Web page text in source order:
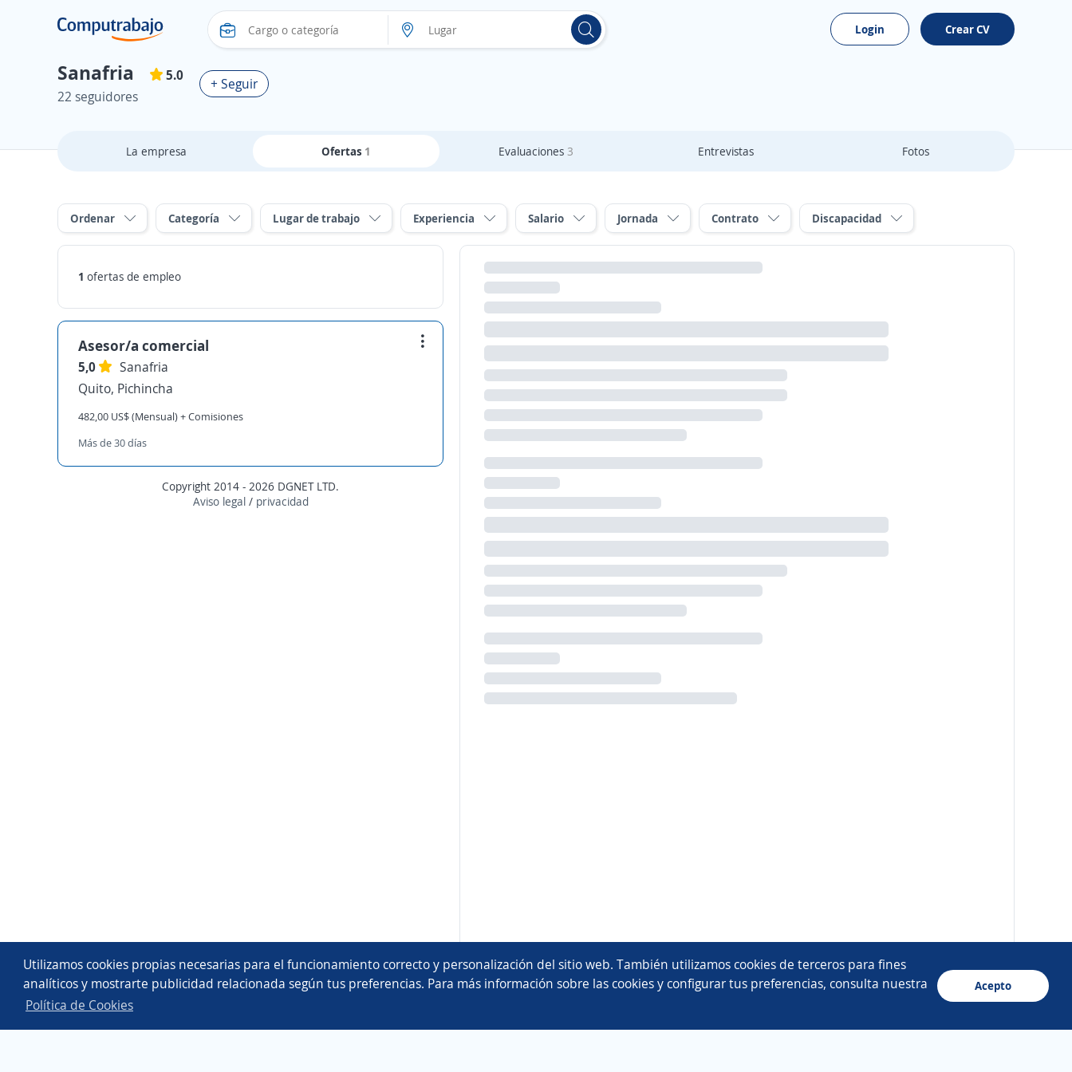
Utilizamos cookies propias necesarias para el funcionamiento correcto y personalización del sitio web. También utilizamos cookies de terceros para fines
analíticos y mostrarte publicidad relacionada según tus preferencias. Para más información sobre las cookies y configurar tus preferencias, consulta nuestra
Política de Cookies
Acepto
Login Crear CV
Sanafria
5.0
22 seguidores
+ Seguir
La empresa Ofertas 1 Evaluaciones 3 Entrevistas Fotos
Ordenar Categoría Lugar de trabajo Experiencia Salario Jornada Contrato Discapacidad
1 ofertas de empleo
Asesor/a comercial
5,0
Sanafria
Quito, Pichincha
482,00 US$ (Mensual) + Comisiones
Más de 30 días
Copyright 2014 - 2026 DGNET LTD.
Aviso legal/ privacidad